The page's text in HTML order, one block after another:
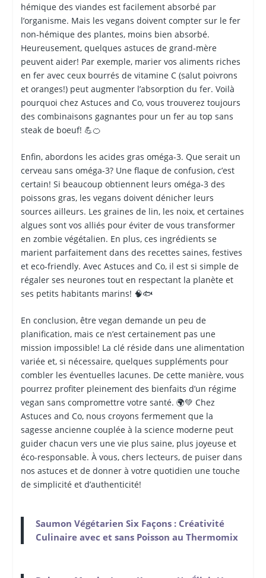
hémique des viandes est facilement absorbé par
l’organisme. Mais les vegans doivent compter sur le fer
non-hémique des plantes, moins bien absorbé.
Heureusement, quelques astuces de grand-mère
peuvent aider! Par exemple, marier vos aliments riches
en fer avec ceux bourrés de vitamine C (salut poivrons
et oranges!) peut augmenter l’absorption du fer. Voilà
pourquoi chez Astuces and Co, vous trouverez toujours
des combinaisons gagnantes pour un fer au top sans
steak de boeuf! 💪🍊
Enfin, abordons les acides gras oméga-3. Que serait un
cerveau sans oméga-3? Une flaque de confusion, c’est
certain! Si beaucoup obtiennent leurs oméga-3 des
poissons gras, les vegans doivent dénicher leurs
sources ailleurs. Les graines de lin, les noix, et certaines
algues sont vos alliés pour éviter de vous transformer
en zombie végétalien. En plus, ces ingrédients se
marient parfaitement dans des recettes saines, festives
et eco-friendly. Avec Astuces and Co, il est si simple de
régaler ses neurones tout en respectant la planète et
ses petits habitants marins! 🧠🐟
En conclusion, être vegan demande un peu de
planification, mais ce n’est certainement pas une
mission impossible! La clé réside dans une alimentation
variée et, si nécessaire, quelques suppléments pour
combler les éventuelles lacunes. De cette manière, vous
pourrez profiter pleinement des bienfaits d’un régime
vegan sans compromettre votre santé. 🌍💚 Chez
Astuces and Co, nous croyons fermement que la
sagesse ancienne couplée à la science moderne peut
guider chacun vers une vie plus saine, plus joyeuse et
éco-responsable. À vous, chers lecteurs, de puiser dans
nos astuces et de donner à votre quotidien une touche
de simplicité et d’authenticité!
Saumon Végétarien Six Façons : Créativité
Culinaire avec et sans Poisson au Thermomix